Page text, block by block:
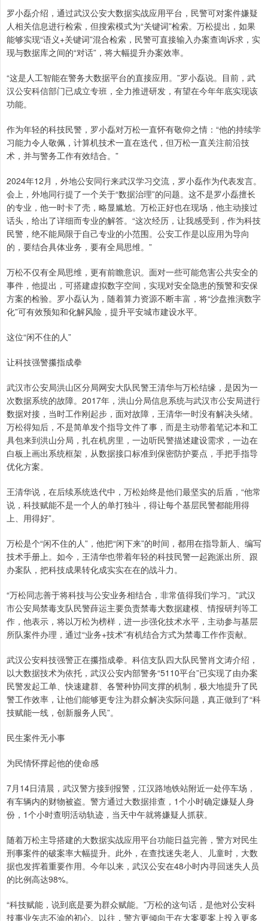
罗小磊介绍，通过武汉公安大数据实战应用平台，民警可对案件嫌疑
人相关信息进行检索，但搜索模式为“关键词”检索。万松提出，如果
能够实现“语义+关键词”混合检索，民警可直接输入办案查询诉求，实
现与数据库之间的“对话”，将大幅提升办案效率。
“这是人工智能在警务大数据平台的直接应用。”罗小磊说。目前，武
汉公安科信部门已成立专班，全力推进研发，有望在今年年底实现该
功能。
作为年轻的科技民警，罗小磊对万松一直怀有敬仰之情：“他的持续学
习能力令人敬佩，计算机技术一直在迭代，但万松一直关注前沿技
术，并与警务工作有效结合。”
2024年12月，外地公安同行来武汉学习交流，罗小磊作为代表发言。
会上，外地同行提了一个关于“数据治理”的问题。这不是罗小磊擅长
的专业，他一时卡了壳，略显尴尬。万松正好也在现场，他主动接过
话头，给出了详细而专业的解答。“这次经历，让我感受到，作为科技
民警，绝不能局限于自己专业的小范围。公安工作是以应用为导向
的，要结合具体业务，要有全局思维。”
万松不仅有全局思维，更有前瞻意识。面对一些可能危害公共安全的
事件，他提出，可搭建虚拟数字空间，实现对安全隐患的预警和安保
方案的检验。罗小磊认为，随着算力资源不断丰富，将“沙盘推演数字
化”可有效预知和化解风险，提升平安城市建设水平。
这位“闲不住的人”
让科技强警攥指成拳
武汉市公安局洪山区分局网安大队民警王清华与万松结缘，是因为一
次数据系统的故障。2017年，洪山分局信息系统与武汉市公安局进行
数据对接，当时工作刚起步，面对故障，王清华一时没有解决头绪。
万松得知后，不是简单发个指导文件了事，而是主动带着笔记本和工
具包来到洪山分局，扎在机房里，一边听民警描述建设需求，一边在
白板上画出系统框架，从数据接口标准到保密防护要点，手把手指导
优化方案。
王清华说，在后续系统迭代中，万松始终是他们最坚实的后盾，“他常
说，科技赋能不是一个人的单打独斗，得让每个基层民警都能用得
上、用得好”。
万松是个“闲不住的人”，他把“闲下来”的时间，都用在指导新人、编写
技术手册上。如今，王清华也带着年轻的科技民警一起跑派出所、跟
办案队，把科技成果转化成实实在在的战斗力。
“万松同志善于将科技与公安业务相结合，非常值得我们学习。”武汉
市公安局禁毒支队民警薛运主要负责禁毒大数据建模、情报研判等工
作，他表示，将以万松为榜样，进一步强化技术水平，主动参与基层
所队案件办理，通过“业务+技术”有机结合方式为禁毒工作作贡献。
武汉公安科技强警正在攥指成拳。科信支队四大队民警肖文涛介绍，
以大数据技术为依托，武汉公安内部警务“5110平台”已实现了由办案
民警发起工单、快速建群、各警种协同支撑的机制，极大地提升了民
警工作效率，让他们能够更专注为群众解决实际问题，真正做到了“科
技赋能一线，创新服务人民”。
民生案件无小事
为民情怀撑起他的使命感
7月14日清晨，武汉警方接到报警，江汉路地铁站附近一处停车场，
有车辆内的财物被盗。警方通过大数据排查，1个小时确定嫌疑人身
份，1个小时查明活动轨迹，当天中午就将嫌疑人抓获。
随着万松主导搭建的大数据实战应用平台功能日益完善，警方对民生
刑事案件的破案率大幅提升。此外，在查找迷失老人、儿童时，大数
据也发挥着重要作用。今年以来，武汉公安在48小时内寻回迷失人员
的比例高达98%。
“科技赋能，说到底是要为群众赋能。”万松的这句话，是他对公安科
技事业矢志不渝的初心。以往，警方更倾向于在大案要案上投入更多